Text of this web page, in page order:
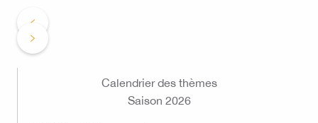
Calendrier des thèmes
Saison 2026